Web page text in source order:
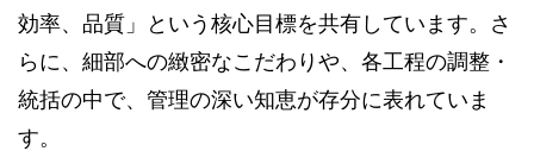
効率、品質」という核心目標を共有しています。さ
らに、細部への緻密なこだわりや、各工程の調整・
統括の中で、管理の深い知恵が存分に表れていま
す。